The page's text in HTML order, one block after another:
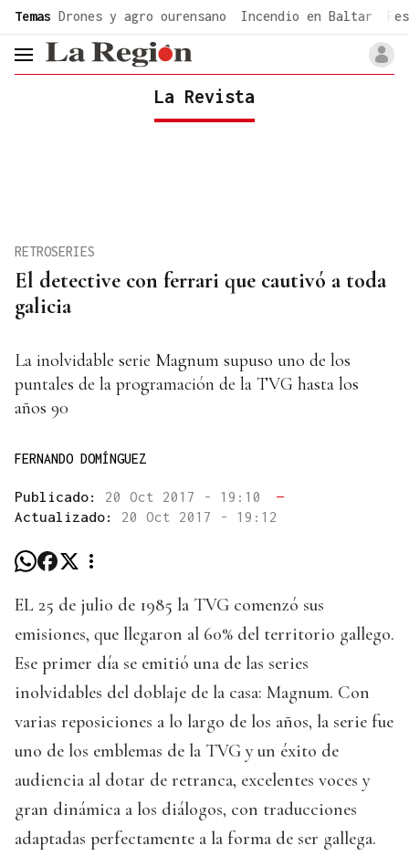
Temas Drones y agro ourensano Incendio en Baltar
header.menu.open
La Revista
El detective con ferrari que cautivó a toda
galicia
RETROSERIES
La inolvidable serie Magnum supuso uno de los
puntales de la programación de la TVG hasta los
años 90
FERNANDO DOMÍNGUEZ
Publicado: 20 Oct 2017 - 19:10
—
Actualizado: 20 Oct 2017 - 19:12
EL 25 de julio de 1985 la TVG comenzó sus
emisiones, que llegaron al 60% del territorio gallego.
Ese primer día se emitió una de las series
inolvidables del doblaje de la casa: Magnum. Con
varias reposiciones a lo largo de los años, la serie fue
uno de los emblemas de la TVG y un éxito de
audiencia al dotar de retranca, excelentes voces y
gran dinámica a los diálogos, con traducciones
adaptadas perfectamente a la forma de ser gallega.